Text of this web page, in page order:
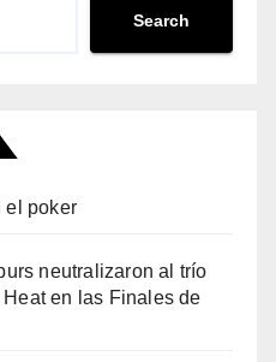
Search
el poker
neutralizaron al trío
en las Finales de